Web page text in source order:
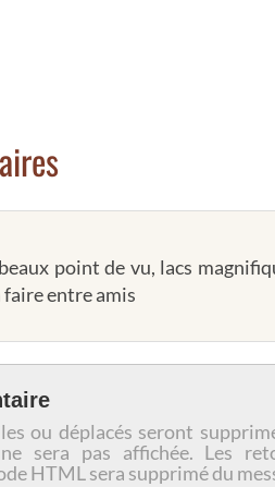
point de vu, lacs
faire entre amis
ou déplacés seront
sera pas affichée. Les
HTML sera supprimé du